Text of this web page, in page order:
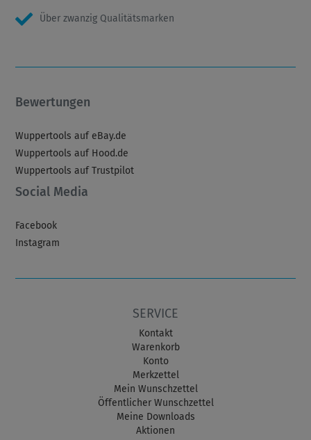
Über zwanzig Qualitätsmarken
Bewertungen
Wuppertools auf eBay.de
Wuppertools auf Hood.de
Wuppertools auf Trustpilot
Social Media
Facebook
Instagram
SERVICE
Kontakt
Warenkorb
Konto
Merkzettel
Mein Wunschzettel
Öffentlicher Wunschzettel
Meine Downloads
Aktionen